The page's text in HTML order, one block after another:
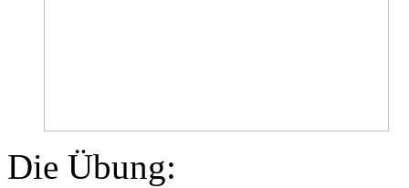
Die Übung: